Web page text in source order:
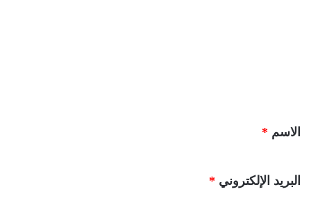
الاسم *
البريد الإلكتروني *